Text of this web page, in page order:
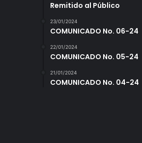
Remitido al Público
23/01/2024
COMUNICADO No. 06-24
22/01/2024
COMUNICADO No. 05-24
21/01/2024
COMUNICADO No. 04-24